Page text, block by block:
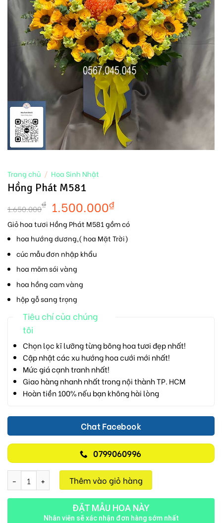
Trang chủ / Hoa Sinh Nhật
Hồng Phát M581
1.650.000₫ 1.500.000₫
Giỏ hoa tươi Hồng Phát M581 gồm có
hoa hướng dương,( hoa Mặt Trời)
cúc mẫu đơn nhập khẩu
hoa mõm sói vàng
hoa hồng cam vàng
hộp gỗ sang trọng
Tiêu chí của chúng
tôi
Chọn lọc kĩ lưỡng từng bông hoa tươi đẹp nhất!
Cập nhật các xu hướng hoa cưới mới nhất!
Mức giá cạnh tranh nhất!
Giao hàng nhanh nhất trong nội thành TP. HCM
Hoàn tiền 100% nếu bạn không hài lòng
Chat Facebook
0799060996
Hồng Phát M581 số lượngThêm vào giỏ hàng
ĐẶT MẪU HOA NÀY
Nhân viên sẽ xác nhận đơn hàng sớm nhất